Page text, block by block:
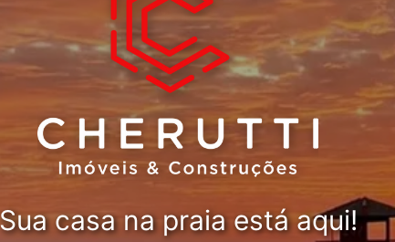
Sua casa na praia está aqui!